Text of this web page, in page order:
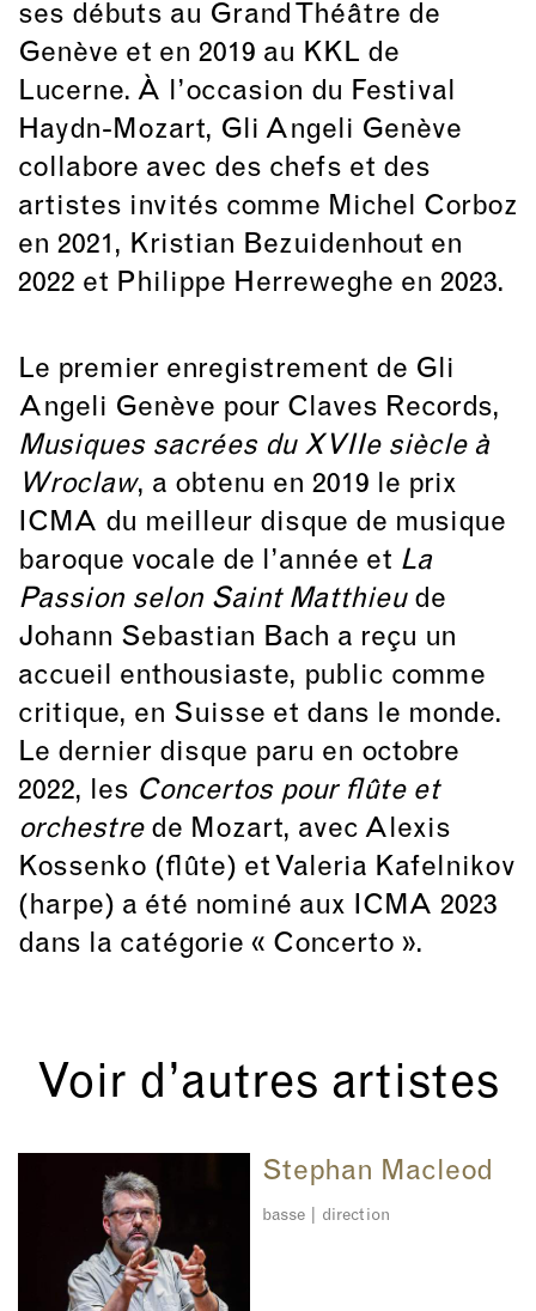
ses débuts au Grand Théâtre de
Genève et en 2019 au KKL de
Lucerne. À l’occasion du Festival
Haydn-Mozart, Gli Angeli Genève
collabore avec des chefs et des
artistes invités comme Michel Corboz
en 2021, Kristian Bezuidenhout en
2022 et Philippe Herreweghe en 2023.
Le premier enregistrement de Gli
Angeli Genève pour Claves Records,
Musiques sacrées du XVIIe siècle à
Wroclaw, a obtenu en 2019 le prix
ICMA du meilleur disque de musique
baroque vocale de l’année et La
Passion selon Saint Matthieude
Johann Sebastian Bach a reçu un
accueil enthousiaste, public comme
critique, en Suisse et dans le monde.
Le dernier disque paru en octobre
2022, les Concertos pour flûte et
orchestrede Mozart, avec Alexis
Kossenko (flûte) et Valeria Kafelnikov
(harpe) a été nominé aux ICMA 2023
dans la catégorie « Concerto ».
Voir d’autres artistes
Stephan Macleod
basse | direction